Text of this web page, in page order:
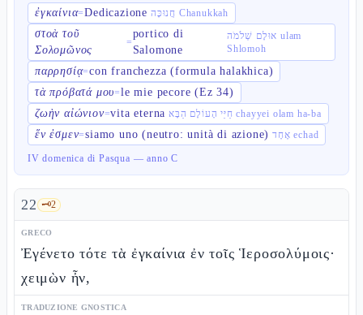
ἐγκαίνια=Dedicazione חֲנוּכָּה Chanukkah
στοὰ τοῦ
Σολομῶνος
=
portico di
Salomone
אוּלָם שְׁלֹמֹה ulam
Shlomoh
παρρησίᾳ=con franchezza (formula halakhica)
τὰ πρόβατά μου=le mie pecore (Ez 34)
ζωὴν αἰώνιον=vita eterna חַיֵּי הָעוֹלָם הַבָּא chayyei olam ha-ba
ἕν ἐσμεν=siamo uno (neutro: unità di azione) אֶחָד echad
IV domenica di Pasqua — anno C
22 🗝️2
GRECO
Ἐγένετο τότε τὰ ἐγκαίνια ἐν τοῖς Ἱεροσολύμοις·
χειμὼν ἦν,
TRADUZIONE GNOSTICA